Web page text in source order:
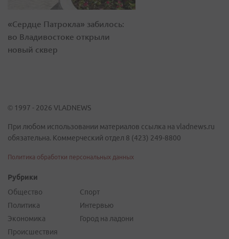
«Сердце Патрокла» забилось:
во Владивостоке открыли
новый сквер
© 1997 - 2026 VLADNEWS
При любом использовании материалов ссылка на vladnews.ru
обязательна. Коммерческий отдел 8 (423) 249-8800
Политика обработки персональных данных
Рубрики
Общество
Политика
Экономика
Происшествия
Спорт
Интервью
Город на ладони